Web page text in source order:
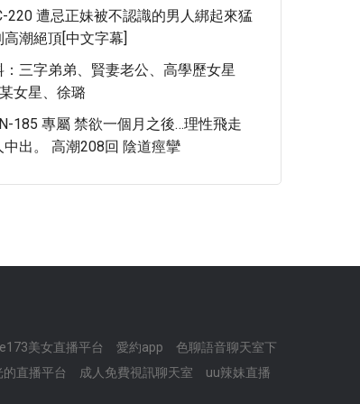
220 遭忌正妹被不認識的男人綁起來猛
高潮絕頂[中文字幕]
：三字弟弟、賢妻老公、高學歷女星
女星、徐璐
185 專屬 禁欲一個月之後…理性飛走
中出。 高潮208回 陰道痙攣
美女直播平台 愛約app
色聊語音聊天室下
直播平台 成人免費視訊聊天室
uu辣妹直播